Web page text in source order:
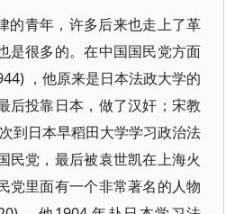
的青年，许多后来也走上了革
是很多的。在中国国民党方面
，他原来是日本法政大学的
后投靠日本，做了汉奸；宋教
到日本早稻田大学学习政治法
民党，最后被袁世凯在上海火
党里面有一个非常著名的人物